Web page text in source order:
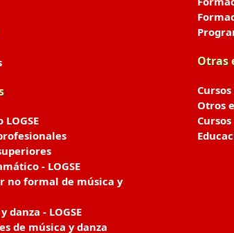
- LOGSE
no formal de música y
danza - LOGSE
de música y danza
Otras
Otros